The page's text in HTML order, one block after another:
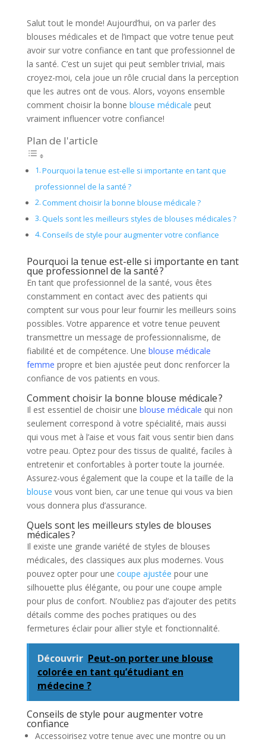
Salut tout le monde! Aujourd’hui, on va parler des
blouses médicales et de l’impact que votre tenue peut
avoir sur votre confiance en tant que professionnel de
la santé. C’est un sujet qui peut sembler trivial, mais
croyez-moi, cela joue un rôle crucial dans la perception
que les autres ont de vous. Alors, voyons ensemble
comment choisir la bonne blouse médicale peut
vraiment influencer votre confiance!
Plan de l'article
Pourquoi la tenue est-elle si importante en tant que
professionnel de la santé ?
Comment choisir la bonne blouse médicale ?
Quels sont les meilleurs styles de blouses médicales ?
Conseils de style pour augmenter votre confiance
Pourquoi la tenue est-elle si importante en tant
que professionnel de la santé ?
En tant que professionnel de la santé, vous êtes
constamment en contact avec des patients qui
comptent sur vous pour leur fournir les meilleurs soins
possibles. Votre apparence et votre tenue peuvent
transmettre un message de professionnalisme, de
fiabilité et de compétence. Une blouse médicale
femme propre et bien ajustée peut donc renforcer la
confiance de vos patients en vous.
Comment choisir la bonne blouse médicale ?
Il est essentiel de choisir une blouse médicale qui non
seulement correspond à votre spécialité, mais aussi
qui vous met à l’aise et vous fait vous sentir bien dans
votre peau. Optez pour des tissus de qualité, faciles à
entretenir et confortables à porter toute la journée.
Assurez-vous également que la coupe et la taille de la
blouse vous vont bien, car une tenue qui vous va bien
vous donnera plus d’assurance.
Quels sont les meilleurs styles de blouses
médicales ?
Il existe une grande variété de styles de blouses
médicales, des classiques aux plus modernes. Vous
pouvez opter pour une coupe ajustée pour une
silhouette plus élégante, ou pour une coupe ample
pour plus de confort. N’oubliez pas d’ajouter des petits
détails comme des poches pratiques ou des
fermetures éclair pour allier style et fonctionnalité.
Découvrir Peut-on porter une blouse
colorée en tant qu’étudiant en
médecine ?
Conseils de style pour augmenter votre
confiance
Accessoirisez votre tenue avec une montre ou un